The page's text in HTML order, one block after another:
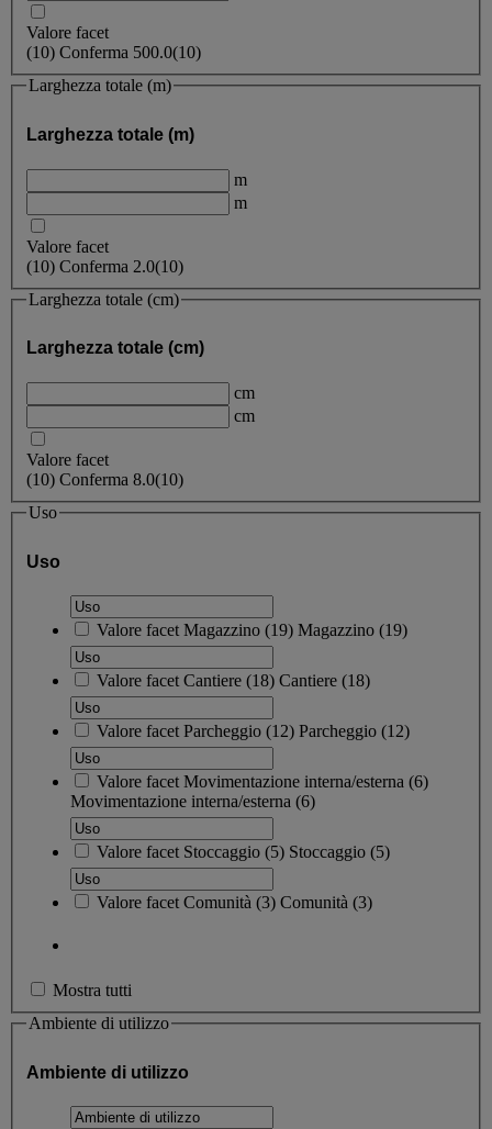
Valore facet
(10) Conferma 500.0(10)
Larghezza totale (m)
Larghezza totale (m)
m
m
Valore facet
(10) Conferma 2.0(10)
Larghezza totale (cm)
Larghezza totale (cm)
cm
cm
Valore facet
(10) Conferma 8.0(10)
Uso
Uso
Valore facet Magazzino (19) Magazzino (19)
Valore facet Cantiere (18) Cantiere (18)
Valore facet Parcheggio (12) Parcheggio (12)
Valore facet Movimentazione interna/esterna (6)
Movimentazione interna/esterna (6)
Valore facet Stoccaggio (5) Stoccaggio (5)
Valore facet Comunità (3) Comunità (3)
Mostra tutti
Ambiente di utilizzo
Ambiente di utilizzo